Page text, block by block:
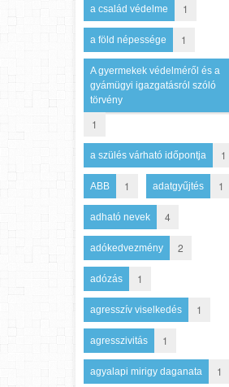
a család védelme 1
a föld népessége 1
A gyermekek védelméről és a
gyámügyi igazgatásról szóló
törvény
1
a szülés várható időpontja 1
ABB 1 adatgyűjtés 1
adható nevek 4
adókedvezmény 2
adózás 1
agresszív viselkedés 1
agresszivitás 1
agyalapi mirigy daganata 1